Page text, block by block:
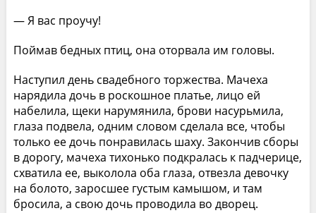
— Я вас проучу!
Поймав бедных птиц, она оторвала им головы.
Наступил день свадебного торжества. Мачеха
нарядила дочь в роскошное платье, лицо ей
набелила, щеки нарумянила, брови насурьмила,
глаза подвела, одним словом сделала все, чтобы
только ее дочь понравилась шаху. Закончив сборы
в дорогу, мачеха тихонько подкралась к падчерице,
схватила ее, выколола оба глаза, отвезла девочку
на болото, заросшее густым камышом, и там
бросила, а свою дочь проводила во дворец.